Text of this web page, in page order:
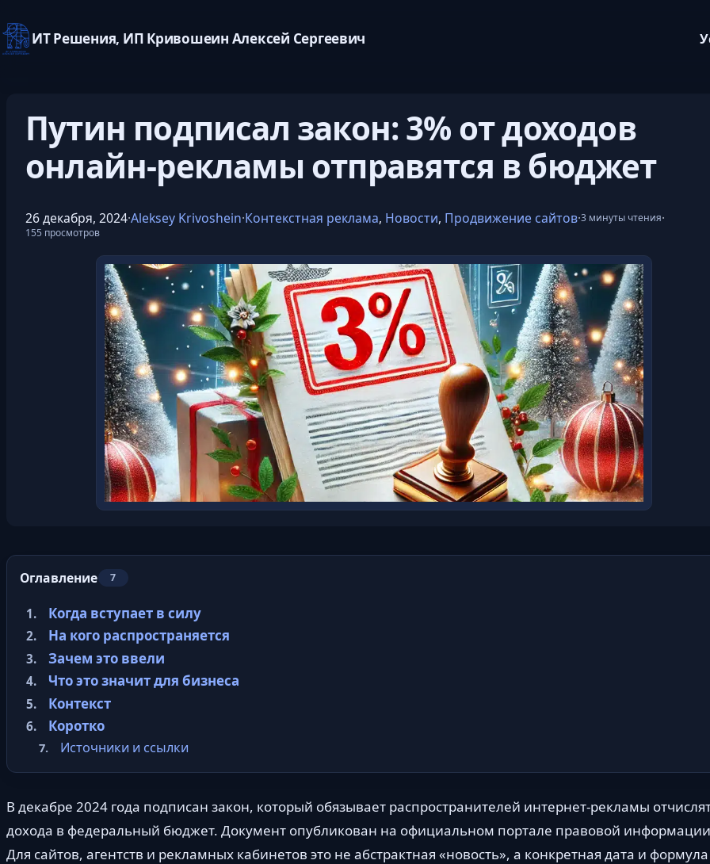
содержимому
ИТ Решения, ИП Кривошеин Алексей Сергеевич
Путин подписал закон: 3% от доходов
онлайн-рекламы отправятся в бюджет
26 декабря, 2024·Aleksey Krivoshein·Контекстная реклама, Новости, Продвижение сайтов·3 минуты чтения·
155 просмотров
Оглавление 7
Когда вступает в силу
На кого распространяется
Зачем это ввели
Что это значит для бизнеса
Контекст
Коротко
Источники и ссылки
В декабре 2024 года подписан закон, который обязывает распространителей интернет-рекламы
дохода в федеральный бюджет. Документ опубликован на официальном портале правовой
Для сайтов, агентств и рекламных кабинетов это не абстрактная «новость», а конкретная дата и формула